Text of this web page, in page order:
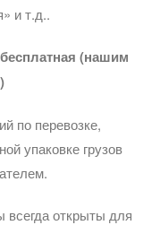
и т.д..
бесплатная (нашим
по перевозке,
упаковке грузов
открыты для